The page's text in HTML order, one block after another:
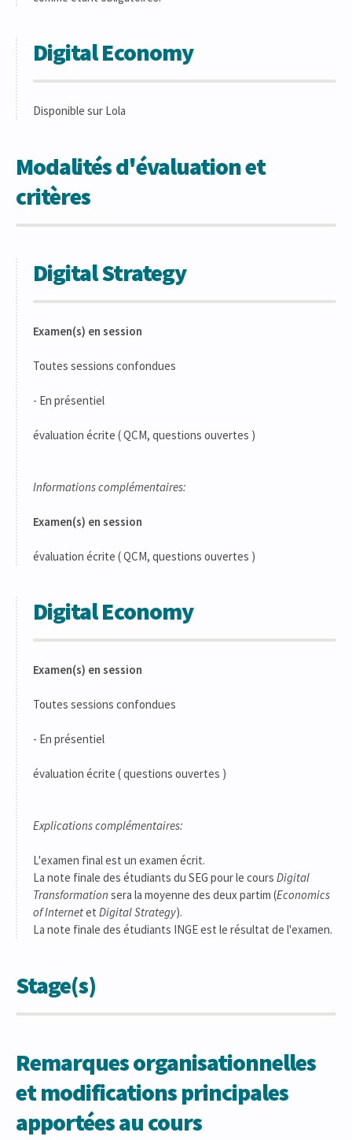
Digital Economy
Disponible sur Lola
Modalités d'évaluation et
critères
Digital Strategy
Examen(s) en session
Toutes sessions confondues
- En présentiel
évaluation écrite ( QCM, questions ouvertes )
Informations complémentaires:
Examen(s) en session
évaluation écrite ( QCM, questions ouvertes )
Digital Economy
Examen(s) en session
Toutes sessions confondues
- En présentiel
évaluation écrite ( questions ouvertes )
Explications complémentaires:
L'examen final est un examen écrit.
La note finale des étudiants du SEG pour le cours Digital
Transformation sera la moyenne des deux partim (Economics
of Internetet Digital Strategy).
La note finale des étudiants INGE est le résultat de l'examen.
Stage(s)
Remarques organisationnelles
et modifications principales
apportées au cours